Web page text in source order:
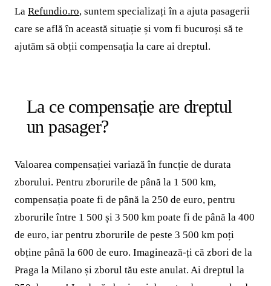
La Refundio.ro, suntem specializați în a ajuta pasagerii
care se află în această situație și vom fi bucuroși să te
ajutăm să obții compensația la care ai dreptul.
La ce compensație are dreptul
un pasager?
Valoarea compensației variază în funcție de durata
zborului. Pentru zborurile de până la 1 500 km,
compensația poate fi de până la 250 de euro, pentru
zborurile între 1 500 și 3 500 km poate fi de până la 400
de euro, iar pentru zborurile de peste 3 500 km poți
obține până la 600 de euro. Imaginează-ți că zbori de la
Praga la Milano și zborul tău este anulat. Ai dreptul la